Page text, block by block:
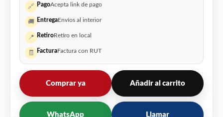
🔗 PagoAcepta link de pago
🚚 EntregaEnvíos al interior
📍 RetiroRetiro en local
🧾 FacturaFactura con RUT
Comprar ya Añadir al carrito
WhatsApp Llamar